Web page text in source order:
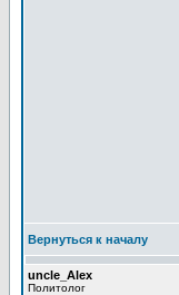
Вернуться к началу
uncle_Alex
Политолог